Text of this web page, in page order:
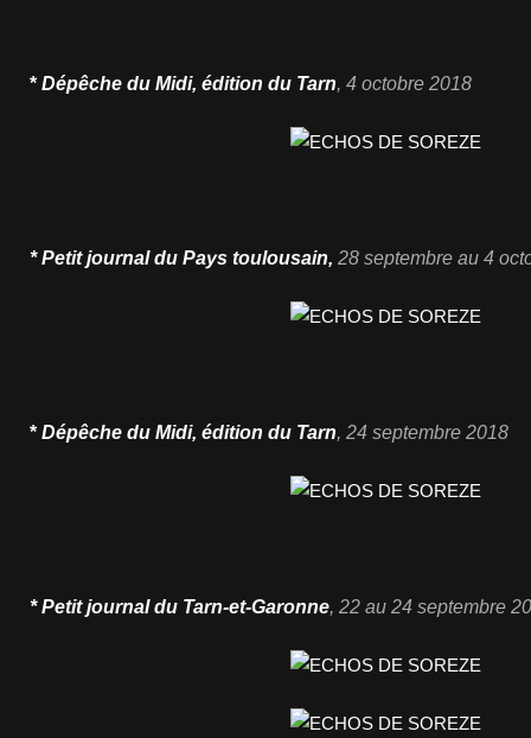
* Dépêche du Midi, édition du Tarn, 4 octobre 2018
* Petit journal du Pays toulousain, 28 septembre au 4
* Dépêche du Midi, édition du Tarn, 24 septembre 2018
* Petit journal du Tarn-et-Garonne, 22 au 24 septembre